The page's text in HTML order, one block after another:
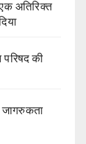
अतिरिक्त
की
जागरुकता